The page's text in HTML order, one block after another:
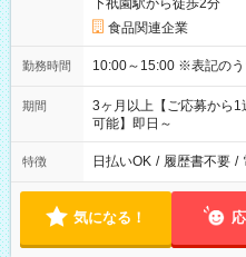
下祇園駅から徒歩2分
食品関連企業
勤務時間 10:00～15:00 ※
期間
3ヶ月以上【ご応募から
可能】即日～
特徴 日払いOK / 履歴書不要 /
気になる！